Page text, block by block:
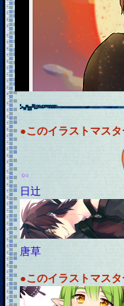
●このイラストマス
日辻
唐草
●このイラストマス